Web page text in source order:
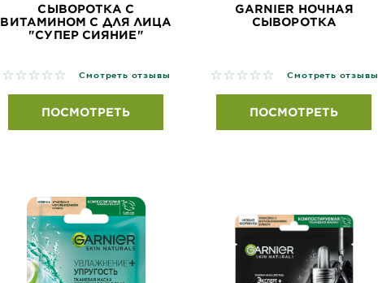
СЫВОРОТКА С
ВИТАМИНОМ С ДЛЯ ЛИЦА
"СУПЕР СИЯНИЕ"
No reviews Смотреть отзывы
ПОСМОТРЕТЬ
GARNIER НОЧНАЯ
СЫВОРОТКА
No reviews Смотреть отзывы
ПОСМОТРЕТЬ